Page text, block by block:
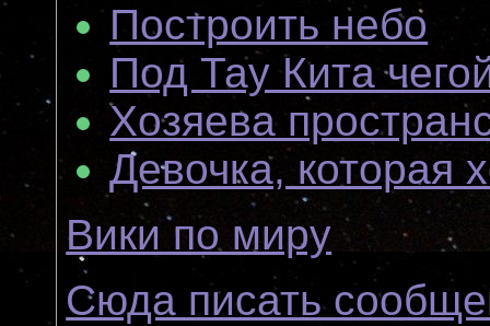
Построить небо
Под Тау Кита
Хозяева
Девочка, которая
Вики по миру
Сюда писать